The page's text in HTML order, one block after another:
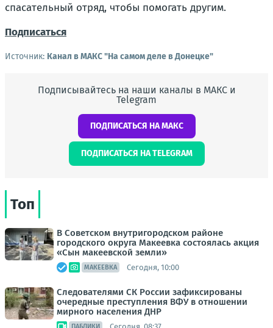
спасательный отряд, чтобы помогать другим.
Подписаться
Источник: Канал в МАКС "На самом деле в Донецке"
Подписывайтесь на наши каналы в МАКС и
Telegram
ПОДПИСАТЬСЯ НА МАКС
ПОДПИСАТЬСЯ НА TELEGRAM
Топ
В Советском внутригородском районе
городского округа Макеевка состоялась акция
«Сын макеевской земли»
МАКЕЕВКА Сегодня, 10:00
Следователями СК России зафиксированы
очередные преступления ВФУ в отношении
мирного населения ДНР
Сегодня, 08:37